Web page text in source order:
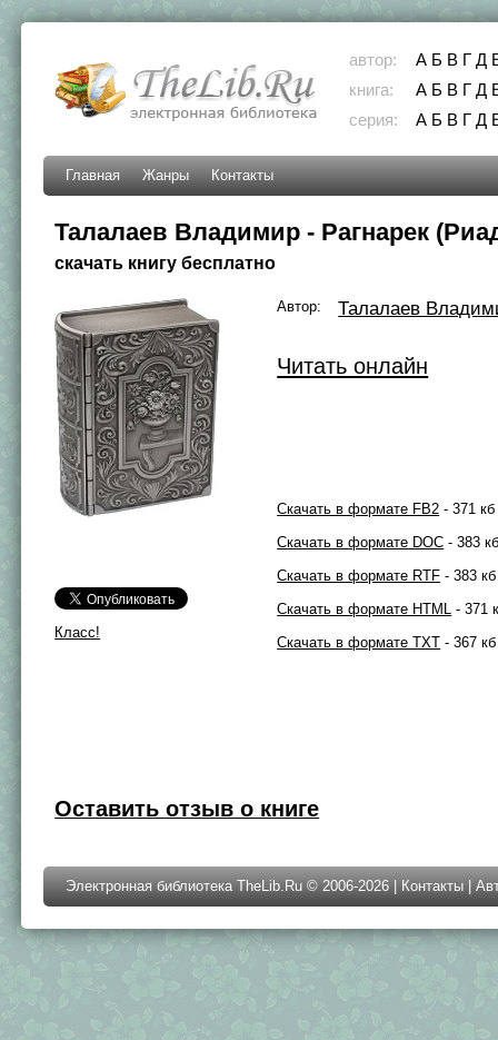
автор: А Б В Г Д
книга:
А Б В Г Д
серия:
А Б В Г Д
Главная Жанры Контакты
Талалаев Владимир - Рагнарек
скачать книгу бесплатно
Класс!
Автор: Талалаев
Читать онлайн
Скачать в формате FB2 - 371 кб
Скачать в формате DOC - 383
Скачать в формате RTF - 383 кб
Скачать в формате HTML - 371
Скачать в формате TXT - 367 кб
Оставить отзыв о книге
Электронная библиотека TheLib.Ru © 2006-2026 | Контакты |